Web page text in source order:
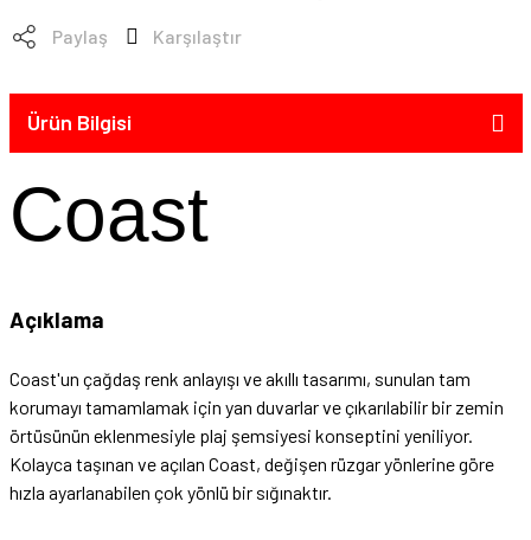
Paylaş Karşılaştır
Ürün Bilgisi
Coast
Açıklama
Coast'un çağdaş renk anlayışı ve akıllı tasarımı, sunulan tam
korumayı tamamlamak için yan duvarlar ve çıkarılabilir bir zemin
örtüsünün eklenmesiyle plaj şemsiyesi konseptini yeniliyor.
Kolayca taşınan ve açılan Coast, değişen rüzgar yönlerine göre
hızla ayarlanabilen çok yönlü bir sığınaktır.